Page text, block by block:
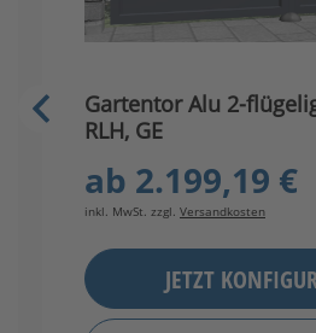
Gartentor Alu 2-
RLH, GE
ab 2.199,19 €
inkl. MwSt. zzgl. Versandkosten
JETZT